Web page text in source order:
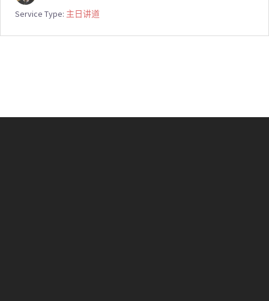
Service Type: 主日讲道